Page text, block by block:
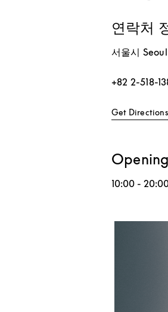
연락처
서울시 Seoul
+82 2-518-
Get Directions
10:00 -